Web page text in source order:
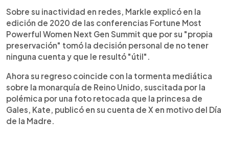
Sobre su inactividad en redes, Markle explicó en la
edición de 2020 de las conferencias Fortune Most
Powerful Women Next Gen Summit que por su "propia
preservación" tomó la decisión personal de no tener
ninguna cuenta y que le resultó "útil".
Ahora su regreso coincide con la tormenta mediática
sobre la monarquía de Reino Unido, suscitada por la
polémica por una foto retocada que la princesa de
Gales, Kate, publicó en su cuenta de X en motivo del Día
de la Madre.